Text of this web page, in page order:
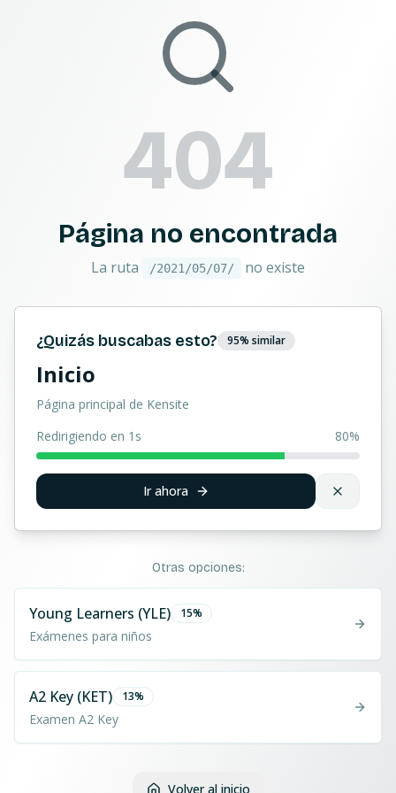
404
Página no encontrada
La ruta /2021/05/07/ no existe
¿Quizás buscabas esto? 95% similar
Inicio
Página principal de Kensite
Redirigiendo en 1s
80%
Ir ahora
Otras opciones:
Young Learners (YLE) 15%
Exámenes para niños
A2 Key (KET) 13%
Examen A2 Key
Volver al inicio